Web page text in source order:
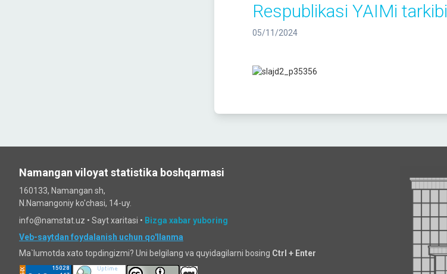
Respublikasi YAIMi tarkibi
05/11/2024
Namangan viloyat statistika boshqarmasi
160133, Namangan sh,
N.Namangoniy ko'chasi, 14-uy.
info@namstat.uz • Sayt xaritasi • Bizga xabar yuboring
Veb-saytdan foydalanish uchun qo'llanma
Ma`lumotda xato topdingizmi? Uni belgilang va quyidagilarni bosing Ctrl + Enter